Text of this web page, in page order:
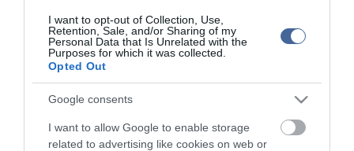
I want to opt-out of Collection, Use,
Retention, Sale, and/or Sharing of my
Personal Data that Is Unrelated with the
Purposes for which it was collected.
Opted Out
Google consents
I want to allow Google to enable storage
related to advertising like cookies on web or
ma.hu legfrissebb hírei:
Szomjazó gólyának adott inni egy férfi Tiszakécskénél -
megható pillanatot rögzített a kamera